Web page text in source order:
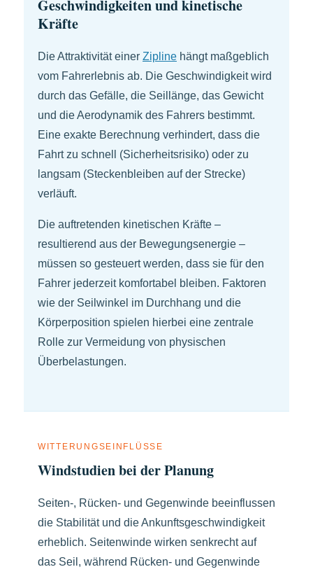
Geschwindigkeiten und kinetische
Kräfte
Die Attraktivität einer Zipline hängt maßgeblich
vom Fahrerlebnis ab. Die Geschwindigkeit wird
durch das Gefälle, die Seillänge, das Gewicht
und die Aerodynamik des Fahrers bestimmt.
Eine exakte Berechnung verhindert, dass die
Fahrt zu schnell (Sicherheitsrisiko) oder zu
langsam (Steckenbleiben auf der Strecke)
verläuft.
Die auftretenden kinetischen Kräfte –
resultierend aus der Bewegungsenergie –
müssen so gesteuert werden, dass sie für den
Fahrer jederzeit komfortabel bleiben. Faktoren
wie der Seilwinkel im Durchhang und die
Körperposition spielen hierbei eine zentrale
Rolle zur Vermeidung von physischen
Überbelastungen.
WITTERUNGSEINFLÜSSE
Windstudien bei der Planung
Seiten-, Rücken- und Gegenwinde beeinflussen
die Stabilität und die Ankunftsgeschwindigkeit
erheblich. Seitenwinde wirken senkrecht auf
das Seil, während Rücken- und Gegenwinde